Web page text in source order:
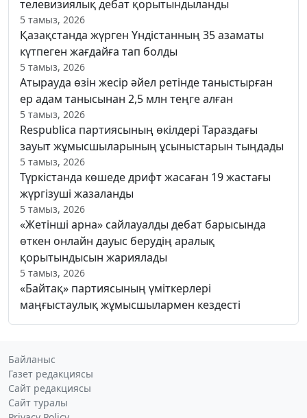
телевизиялық дебат қорытындыланды
5 тамыз, 2026
Қазақстанда жүрген Үндістанның 35 азаматы
күтпеген жағдайға тап болды
5 тамыз, 2026
Атырауда өзін жесір әйел ретінде таныстырған
ер адам танысынан 2,5 млн теңге алған
5 тамыз, 2026
Respublica партиясының өкілдері Тараздағы
зауыт жұмысшыларының ұсыныстарын тыңдады
5 тамыз, 2026
Түркістанда көшеде дрифт жасаған 19 жастағы
жүргізуші жазаланды
5 тамыз, 2026
«Жетінші арна» сайлауалды дебат барысында
өткен онлайн дауыс берудің аралық
қорытындысын жариялады
5 тамыз, 2026
«Байтақ» партиясының үміткерлері
маңғыстаулық жұмысшылармен кездесті
Байланыс
Газет редакциясы
Сайт редакциясы
Сайт туралы